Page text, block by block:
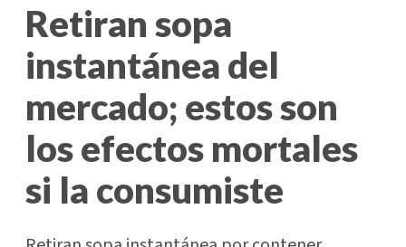
Retiran sopa
instantánea del
mercado; estos son
los efectos mortales
si la consumiste